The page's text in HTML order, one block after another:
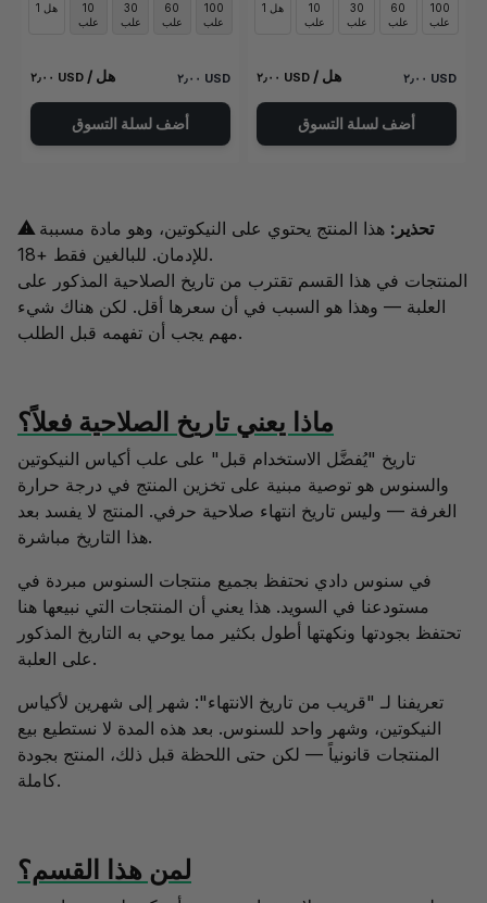
1 هل
10
علب
30
علب
60
علب
100
علب
٢٫٠٠ USD / هل ٢٫٠٠ USD
أضف لسلة التسوق
1 هل
10
علب
30
علب
60
علب
100
علب
٢٫٠٠ USD / هل ٢٫٠٠ USD
أضف لسلة التسوق
⚠ تحذير: هذا المنتج يحتوي على النيكوتين، وهو مادة مسببة
للإدمان. للبالغين فقط +18.
المنتجات في هذا القسم تقترب من تاريخ الصلاحية المذكور على
العلبة — وهذا هو السبب في أن سعرها أقل. لكن هناك شيء
مهم يجب أن تفهمه قبل الطلب.
ماذا يعني تاريخ الصلاحية فعلاً؟
تاريخ "يُفضَّل الاستخدام قبل" على علب أكياس النيكوتين
والسنوس هو توصية مبنية على تخزين المنتج في درجة حرارة
الغرفة — وليس تاريخ انتهاء صلاحية حرفي. المنتج لا يفسد بعد
هذا التاريخ مباشرة.
في سنوس دادي نحتفظ بجميع منتجات السنوس مبردة في
مستودعنا في السويد. هذا يعني أن المنتجات التي نبيعها هنا
تحتفظ بجودتها ونكهتها أطول بكثير مما يوحي به التاريخ المذكور
على العلبة.
تعريفنا لـ "قريب من تاريخ الانتهاء": شهر إلى شهرين لأكياس
النيكوتين، وشهر واحد للسنوس. بعد هذه المدة لا نستطيع بيع
المنتجات قانونياً — لكن حتى اللحظة قبل ذلك، المنتج بجودة
كاملة.
لمن هذا القسم؟